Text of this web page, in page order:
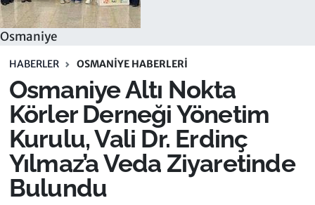
Osmaniye
HABERLER OSMANIYE HABERLERI
Osmaniye Altı Nokta
Körler Derneği Yönetim
Kurulu, Vali Dr. Erdinç
Yılmaz’a Veda Ziyaretinde
Bulundu
Son Dakika Haberleri